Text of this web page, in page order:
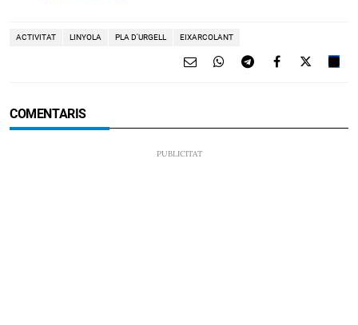
ACTIVITAT LINYOLA PLA D'URGELL EIXARCOLANT
COMENTARIS